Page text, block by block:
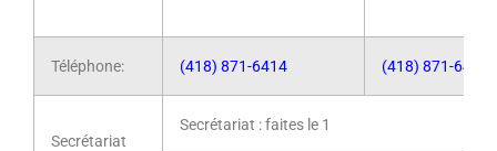
Téléphone: (418) 871-6414 (418) 871-6415
Secrétariat
Secrétariat : faites le 1